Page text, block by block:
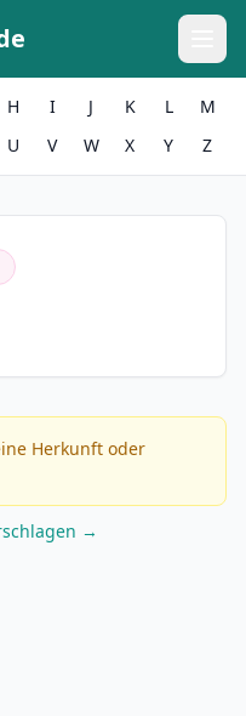
H I J K L
M
U V W X Y Z
Herkunft oder
→